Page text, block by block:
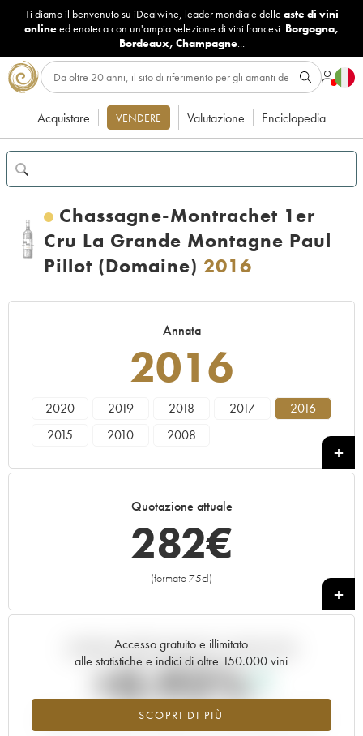
Ti diamo il benvenuto su iDealwine, leader mondiale delle aste di vini
onlineed enoteca con un'ampia selezione di vini francesi: Borgogna,
Bordeaux, Champagne...
Acquistare VENDERE Valutazione Enciclopedia
Chassagne-Montrachet 1er
Cru La Grande Montagne Paul
Pillot (Domaine) 2016
Annata
2016
2020 2019 2018 2017
2016
2015
2010 2008
Quotazione attuale
282€
(formato 75cl)
+
Accesso gratuito e illimitato
alle statistiche e indici di oltre 150.000 vini
SCOPRI DI PIÙ
Andamento della quotazione in tempo reale
+0.92%
Valore in aumento per l'annata 2016 nel 2026 rispetto al 2025